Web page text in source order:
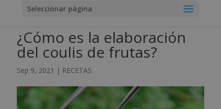
Seleccionar página
¿Cómo es la elaboración
del coulis de frutas?
Sep 9, 2021 | RECETAS